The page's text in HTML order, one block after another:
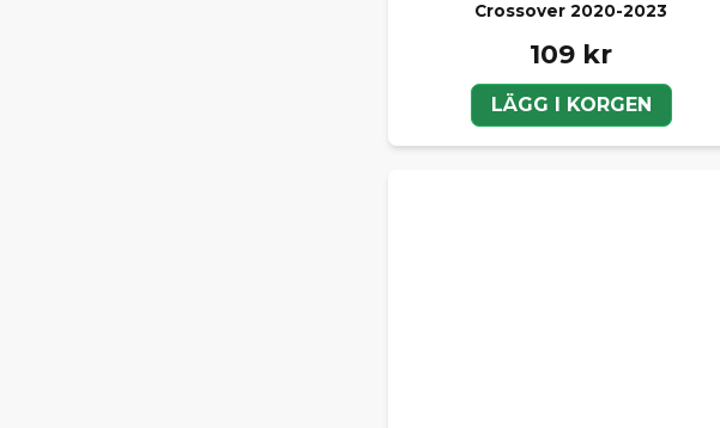
Crossover 2020-2023
109 kr
LÄGG I KORGEN